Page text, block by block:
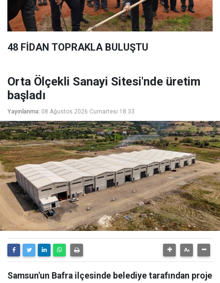
48 FİDAN TOPRAKLA BULUŞTU
Orta Ölçekli Sanayi Sitesi'nde üretim
başladı
Yayınlanma: 08 Ağustos 2026 Cumartesi 18:33
Samsun'un Bafra ilçesinde belediye tarafından proje